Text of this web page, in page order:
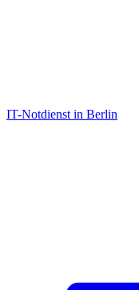
IT-Notdienst in Berlin